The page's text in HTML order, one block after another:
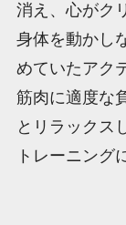
消え、心がク
身体を動かし
めていたアク
筋肉に適度な
とリラックス
トレーニング